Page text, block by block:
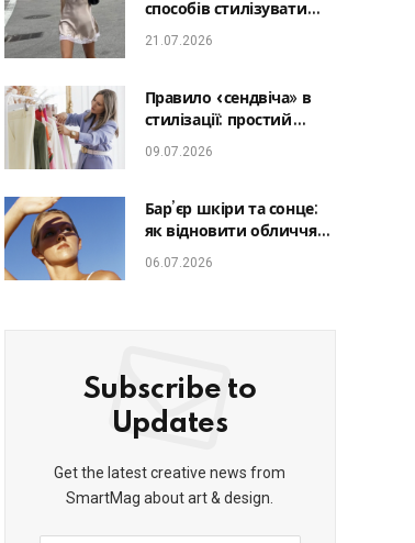
способів стилізувати
головну базу літа від
21.07.2026
Правило «сендвіча» в
стилізації: простий
лайфхак, який зробить
09.07.2026
Бар’єр шкіри та сонце:
як відновити обличчя
після відпустки та
06.07.2026
Subscribe to
Updates
Get the latest creative news from
SmartMag about art & design.